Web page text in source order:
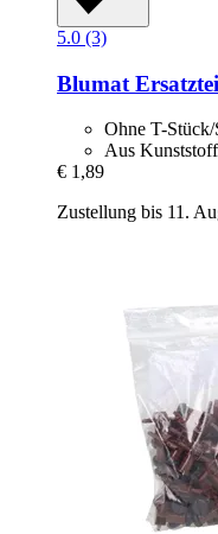
5.0 (3)
Blumat
Ohne T-
Aus Kunststoff
€ 1,89
Zustellung bis 11.